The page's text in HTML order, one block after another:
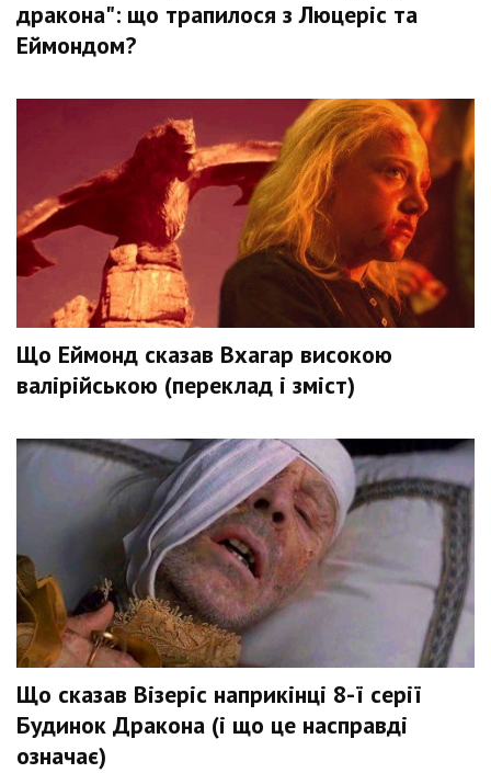
дракона": що трапилося з Люцеріс та
Еймондом?
Що Еймонд сказав Вхагар високою
валірійською (переклад і зміст)
Що сказав Візеріс наприкінці 8-ї серії
Будинок Дракона (і що це насправді
означає)